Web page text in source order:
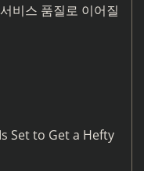
비스 품질로 이어질
Set to Get a Hefty